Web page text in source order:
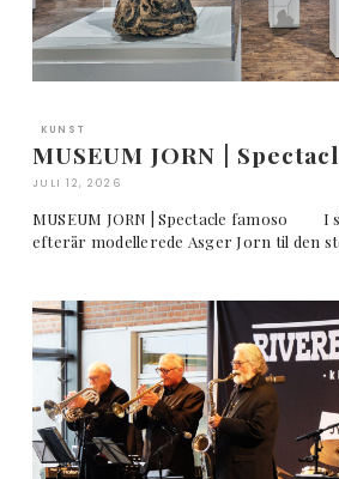
KUNST
MUSEUM JORN |
JULI 12, 2026
MUSEUM JORN | Spectacle famoso I
efterår modellerede Asger Jorn til den